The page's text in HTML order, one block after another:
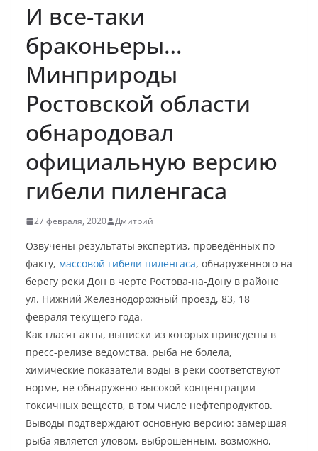
И все-таки
браконьеры…
Минприроды
Ростовской области
обнародовал
официальную версию
гибели пиленгаса
27 февраля, 2020 Дмитрий
Озвучены результаты экспертиз, проведённых по
факту, массовой гибели пиленгаса, обнаруженного на
берегу реки Дон в черте Ростова-на-Дону в районе
ул. Нижний Железнодорожный проезд, 83, 18
февраля текущего года.
Как гласят акты, выписки из которых приведены в
пресс-релизе ведомства. рыба не болела,
химические показатели воды в реки соответствуют
норме, не обнаружено высокой концентрации
токсичных веществ, в том числе нефтепродуктов.
Выводы подтверждают основную версию: замершая
рыба является уловом, выброшенным, возможно,